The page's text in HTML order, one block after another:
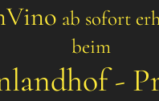
ab sofort
beim
-